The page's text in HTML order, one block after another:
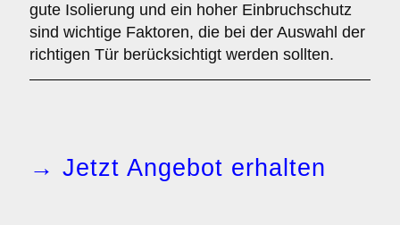
gute Isolierung und ein hoher Einbruchschutz
sind wichtige Faktoren, die bei der Auswahl der
richtigen Tür berücksichtigt werden sollten.
→ Jetzt Angebot erhalten